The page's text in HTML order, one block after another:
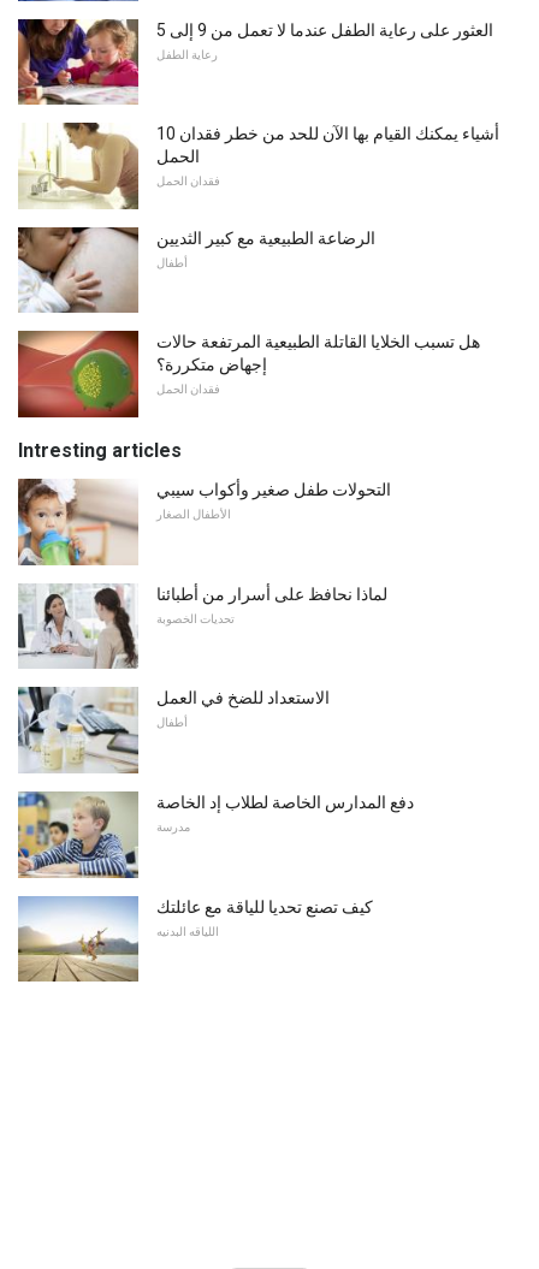
العثور على رعاية الطفل عندما لا تعمل من 9 إلى 5
رعاية الطفل
10 أشياء يمكنك القيام بها الآن للحد من خطر فقدان
الحمل
فقدان الحمل
الرضاعة الطبيعية مع كبير الثديين
أطفال
هل تسبب الخلايا القاتلة الطبيعية المرتفعة حالات
إجهاض متكررة؟
فقدان الحمل
Intresting articles
التحولات طفل صغير وأكواب سيبي
الأطفال الصغار
لماذا نحافظ على أسرار من أطبائنا
تحديات الخصوبة
الاستعداد للضخ في العمل
أطفال
دفع المدارس الخاصة لطلاب إد الخاصة
مدرسة
كيف تصنع تحديا للياقة مع عائلتك
اللياقه البدنيه